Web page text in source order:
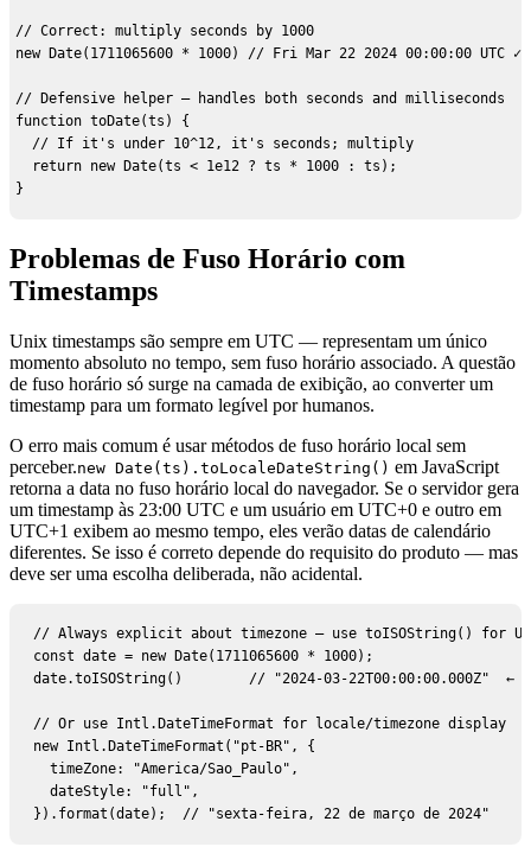
// Correct: multiply seconds by 1000
new Date(1711065600 * 1000) // Fri Mar 22 2024 00:00:00 UTC ✓
// Defensive helper — handles both seconds and milliseconds
function toDate(ts) {
  // If it's under 10^12, it's seconds; multiply
  return new Date(ts < 1e12 ? ts * 1000 : ts);
}
Problemas de Fuso Horário com
Timestamps
Unix timestamps são sempre em UTC — representam um único
momento absoluto no tempo, sem fuso horário associado. A questão
de fuso horário só surge na camada de exibição, ao converter um
timestamp para um formato legível por humanos.
O erro mais comum é usar métodos de fuso horário local sem
perceber.new Date(ts).toLocaleDateString() em JavaScript
retorna a data no fuso horário local do navegador. Se o servidor gera
um timestamp às 23:00 UTC e um usuário em UTC+0 e outro em
UTC+1 exibem ao mesmo tempo, eles verão datas de calendário
diferentes. Se isso é correto depende do requisito do produto — mas
deve ser uma escolha deliberada, não acidental.
// Always explicit about timezone — use toISOString() for
const date = new Date(1711065600 * 1000);
date.toISOString()        // "2024-03-22T00:00:00.000Z"  ←
// Or use Intl.DateTimeFormat for locale/timezone display
new Intl.DateTimeFormat("pt-BR", {
  timeZone: "America/Sao_Paulo",
  dateStyle: "full",
}).format(date);  // "sexta-feira, 22 de março de 2024"